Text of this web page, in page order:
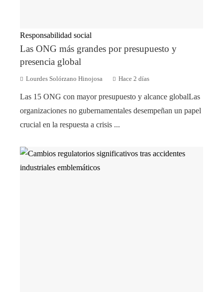
Responsabilidad social
Las ONG más grandes por presupuesto y
presencia global
Lourdes Solórzano Hinojosa Hace 2 días
Las 15 ONG con mayor presupuesto y alcance globalLas
organizaciones no gubernamentales desempeñan un papel
crucial en la respuesta a crisis ...